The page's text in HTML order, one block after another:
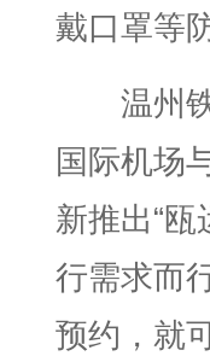
戴口罩等
温州铁
国际机场
新推出“
行需求而
预约，就